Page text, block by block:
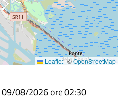
Leaflet|©OpenStreetMap
09/08/2026 ore 02:30